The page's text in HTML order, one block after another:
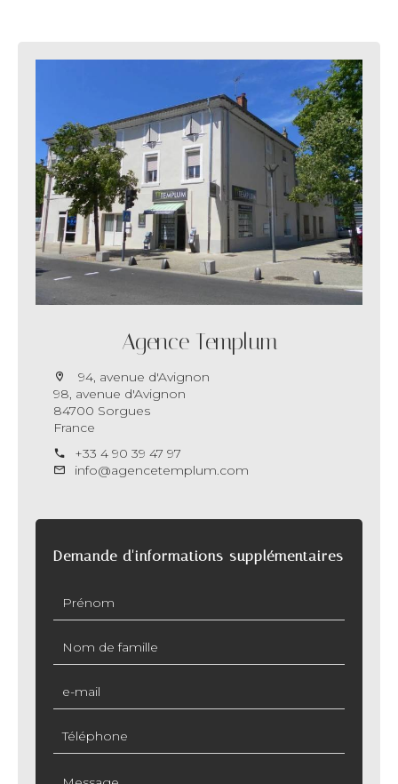
Agence Templum
94, avenue d'Avignon
98, avenue d'Avignon
84700 Sorgues
France
+33 4 90 39 47 97
info@agencetemplum.com
Demande d'informations supplémentaires